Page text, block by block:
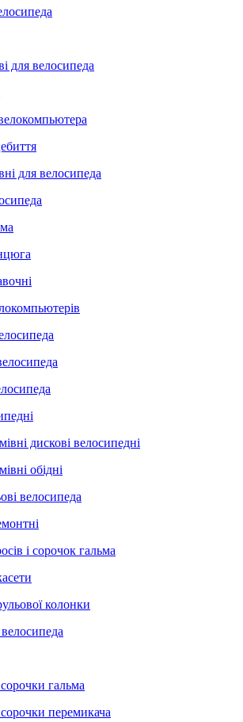
для велосипеда
для велосипеда
дискові велосипедні
обідні
велосипеда
і сорочок гальма
колонки
гальма
перемикача